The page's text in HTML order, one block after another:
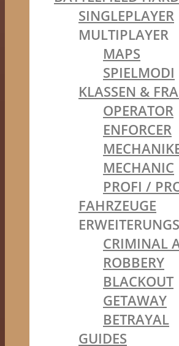
SINGLEPLAYER
MULTIPLAYER
MAPS
SPIELMODI
KLASSEN &
OPERATOR
ENFORCER
MECHANIC
PROFI /
FAHRZEUGE
CRIMINAL
ROBBERY
BLACKOUT
GETAWAY
BETRAYAL
GUIDES